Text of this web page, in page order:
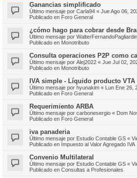
Ganancias simplificado
Último mensaje por Carla94 « Jue Ago 06,
Publicado en Foro General
¿cómo hago para cobrar desde
Último mensaje por
Publicado en Monotributo
Consulta operaciones P2P como
Último mensaje por Alej2022 « Jue Jul 02,
Publicado en Monotributo
IVA simple - Líquido producto VTA
Último mensaje por hyunakim « Lun Ene 26,
Publicado en Foro General
Requerimiento ARBA
Último mensaje por carbonesergio « Dom
Publicado en Foro General
iva panaderia
Último mensaje por Estudio Contable GS «
Publicado en Impuesto al Valor Agregado IVA
Convenio Multilateral
Último mensaje por Estudio Contable GS «
Publicado en Consultas a Profesionales